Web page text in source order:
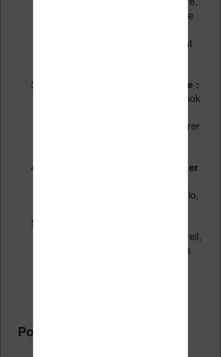
Pour cela, faites un clic droit sur le
Dans le menu déroulant du format
Vérifiez le résultat intermédiaire :
Calibre dispose d’un lecteur d’ebook
fraîchement créé pour vous assurer
Reconvertissez ensuite ce fichier
(EPUB pour Kobo ou Vivlio,
connectez l’appareil,
faites un clic droit sur le livre dans
Pourquoi ça marche ?